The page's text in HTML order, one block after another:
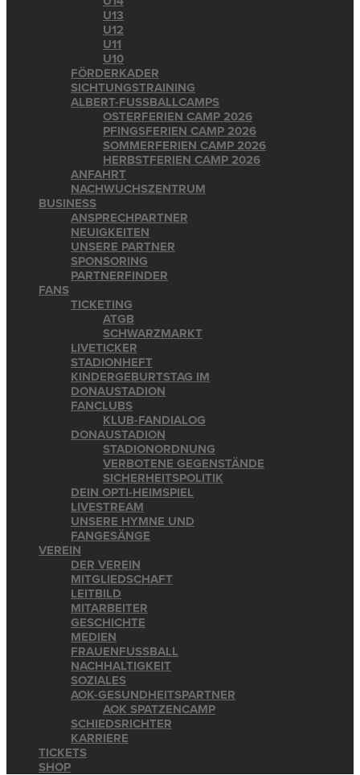
U13
U12
U11
U10
FÖRDERKADER
SICHTUNGSTRAINING
ALBERT-FUSSBALLCAMPS
OSTERFERIEN CAMP 2026
PFINGSFERIEN CAMP 2026
SOMMERFERIEN CAMP 2026
HERBSTFERIEN CAMP 2026
ANFAHRT
NACHWUCHSZENTRUM
BUSINESS
ANSPRECHPARTNER
NEUIGKEITEN
UNSERE PARTNER
SPONSORING
PARTNERFINDER
FANS
TICKETING
ATGB
SCHWARZMARKT
LIVETICKER
STADIONHEFT
KINDERGEBURTSTAG IM
DONAUSTADION
FANCLUBS
KLUB-FANDIALOG
DONAUSTADION
STADIONORDNUNG
VERBOTENE GEGENSTÄNDE
SICHERHEITSPOLITIK
DEIN OPTI-HEIMSPIEL
LIVESTREAM
UNSERE HYMNE UND
FANGESÄNGE
VEREIN
DER VEREIN
MITGLIEDSCHAFT
LEITBILD
MITARBEITER
GESCHICHTE
MEDIEN
FRAUENFUSSBALL
NACHHALTIGKEIT
SOZIALES
AOK-GESUNDHEITSPARTNER
AOK SPATZENCAMP
SCHIEDSRICHTER
KARRIERE
TICKETS
SHOP